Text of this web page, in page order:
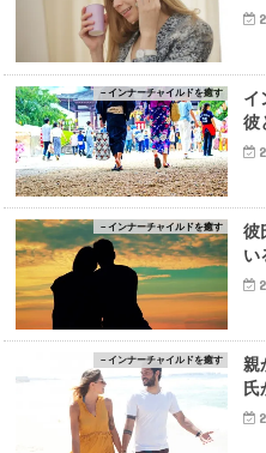
－インナーチャイルドを癒す
イ
彼
－インナーチャイルドを癒す
彼
い
－インナーチャイルドを癒す
親